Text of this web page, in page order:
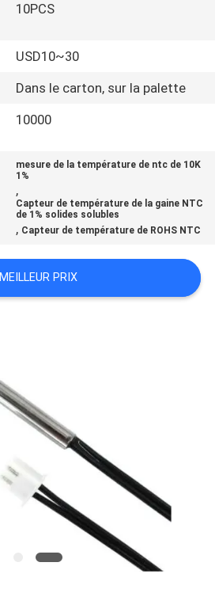
10PCS
USD10~30
Dans le carton, sur la palette
10000
mesure de la température de ntc de 10K
1%
,
Capteur de température de la gaine NTC
de 1% solides solubles
, Capteur de température de ROHS NTC
MEILLEUR PRIX